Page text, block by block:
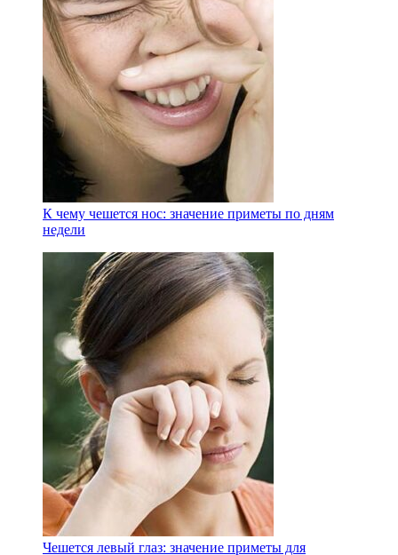
К чему чешется нос: значение приметы по дням
недели
Чешется левый глаз: значение приметы для